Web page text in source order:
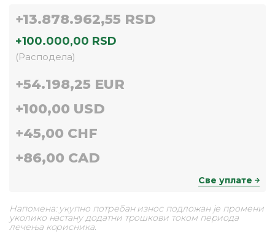
+13.878.962,55 RSD
+100.000,00 RSD
(Расподела)
+54.198,25 EUR
+100,00 USD
+45,00 CHF
+86,00 CAD
Све уплате
Напомена: укупно потребан износ подложан је промени
уколико настану додатни трошкови током периода
лечења корисника.